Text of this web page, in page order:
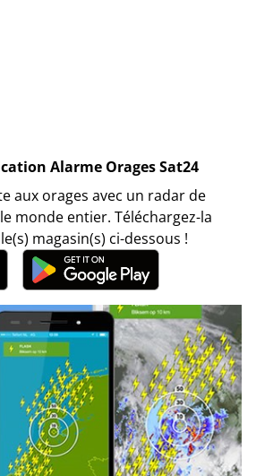
Alarme Orages Sat24
aux orages avec un radar de
monde entier. Téléchargez-la
magasin(s) ci-dessous !